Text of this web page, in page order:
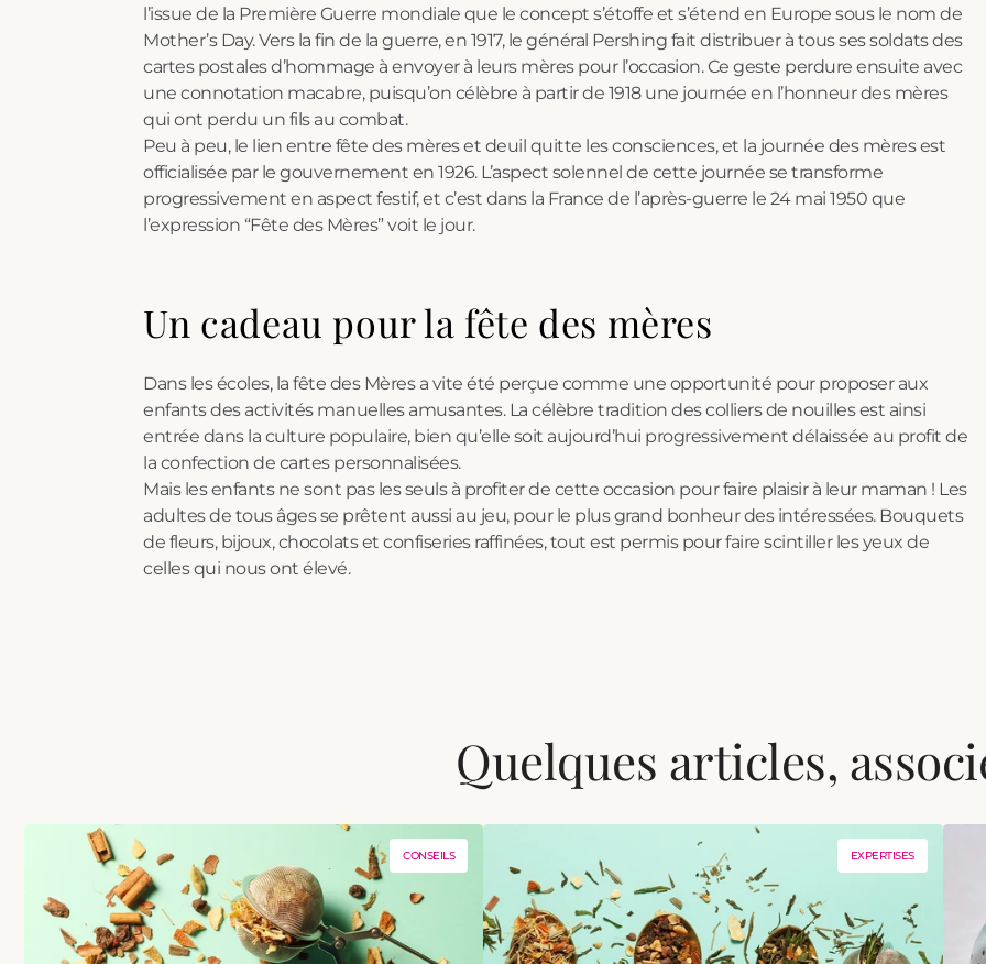
l’issue de la Première Guerre mondiale que le concept s’étoffe et s’étend en Europe sous le nom de
Mother’s Day. Vers la fin de la guerre, en 1917, le général Pershing fait distribuer à tous ses soldats des
cartes postales d’hommage à envoyer à leurs mères pour l’occasion. Ce geste perdure ensuite avec
une connotation macabre, puisqu’on célèbre à partir de 1918 une journée en l’honneur des mères
qui ont perdu un fils au combat.
Peu à peu, le lien entre fête des mères et deuil quitte les consciences, et la journée des mères est
officialisée par le gouvernement en 1926. L’aspect solennel de cette journée se transforme
progressivement en aspect festif, et c’est dans la France de l’après-guerre le 24 mai 1950 que
l’expression “Fête des Mères” voit le jour.
Un cadeau pour la fête des mères
Dans les écoles, la fête des Mères a vite été perçue comme une opportunité pour proposer aux
enfants des activités manuelles amusantes. La célèbre tradition des colliers de nouilles est ainsi
entrée dans la culture populaire, bien qu’elle soit aujourd’hui progressivement délaissée au profit de
la confection de cartes personnalisées.
Mais les enfants ne sont pas les seuls à profiter de cette occasion pour faire plaisir à leur maman ! Les
adultes de tous âges se prêtent aussi au jeu, pour le plus grand bonheur des intéressées. Bouquets
de fleurs, bijoux,chocolats et confiseriesraffinées, tout est permis pour faire scintiller les yeux de
celles qui nous ont élevé.
Quelques articles,
CONSEILS EXPERTISES